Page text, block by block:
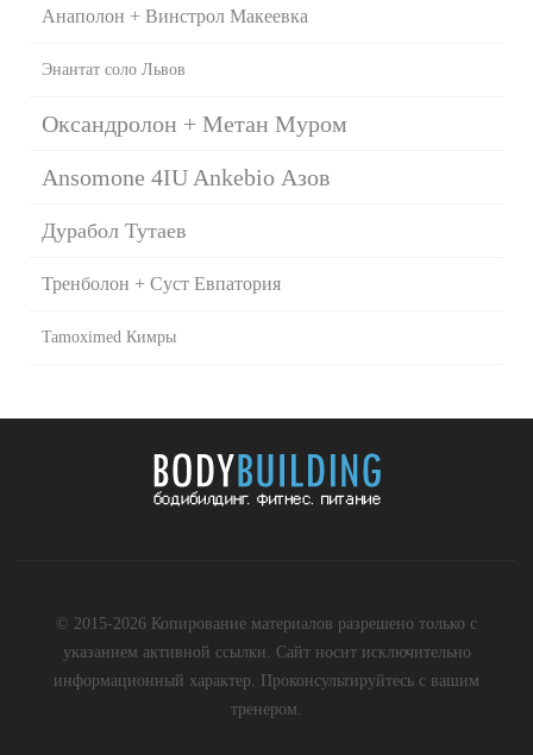
Анаполон + Винстрол Макеевка
Энантат соло Львов
Оксандролон + Метан Муром
Ansomone 4IU Ankebio Азов
Дурабол Тутаев
Тренболон + Суст Евпатория
Tamoximed Кимры
© 2015-2026 Копирование материалов разрешено только с
указанием активной ссылки. Сайт носит исключительно
информационный характер. Проконсультируйтесь с вашим
тренером.